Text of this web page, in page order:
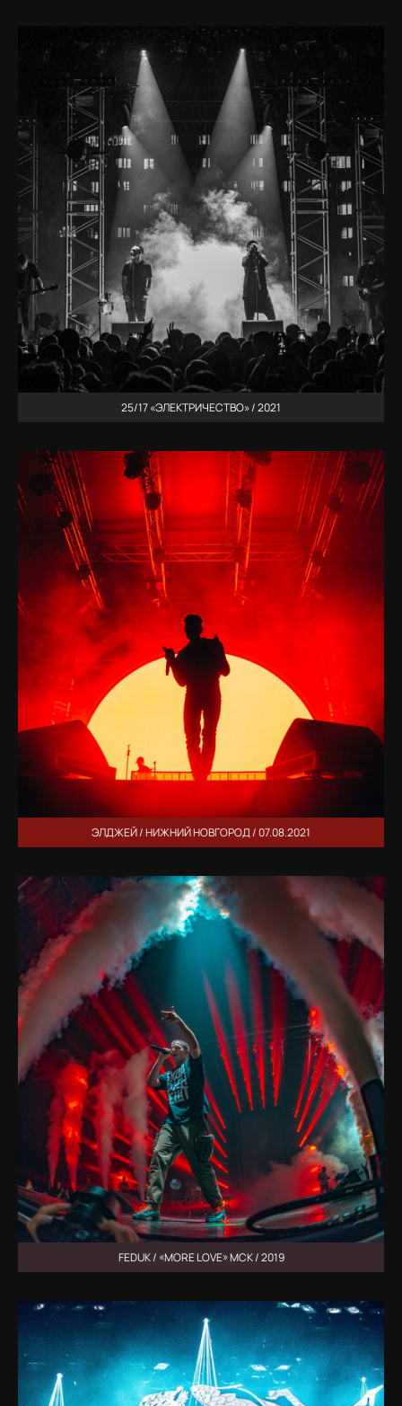
25/17 «ЭЛЕКТРИЧЕСТВО» / 2021
ЭЛДЖЕЙ / НИЖНИЙ НОВГОРОД / 07.08.2021
FEDUK / «MORE LOVE» МСК / 2019